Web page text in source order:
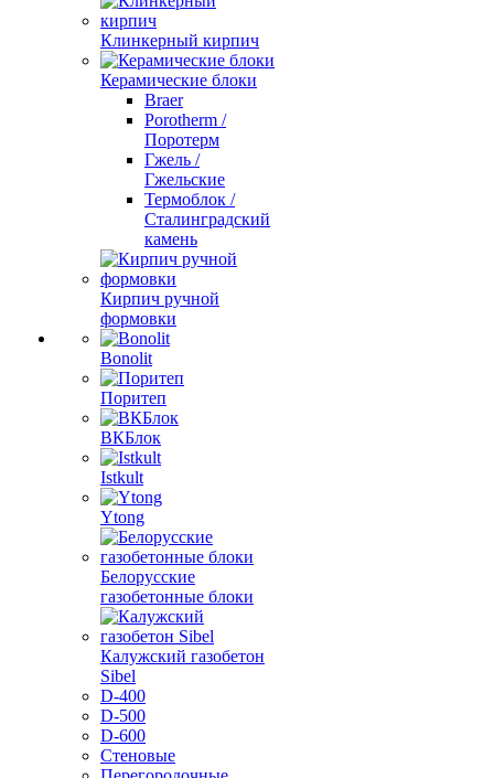
Клинкерный кирпич
Керамические блоки
Braer
Porotherm /
Поротерм
Гжель /
Гжельские
Термоблок /
Сталинградский
камень
Кирпич ручной
формовки
Bonolit
Поритеп
ВКБлок
Istkult
Ytong
Белорусские
газобетонные блоки
Калужский газобетон
Sibel
D-400
D-500
D-600
Стеновые